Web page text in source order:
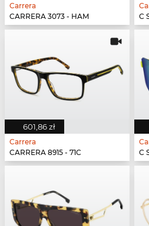
Carrera
CARRERA 3073 - HAM
C
601,86 zł
Carrera
CARRERA 8915 - 71C
C